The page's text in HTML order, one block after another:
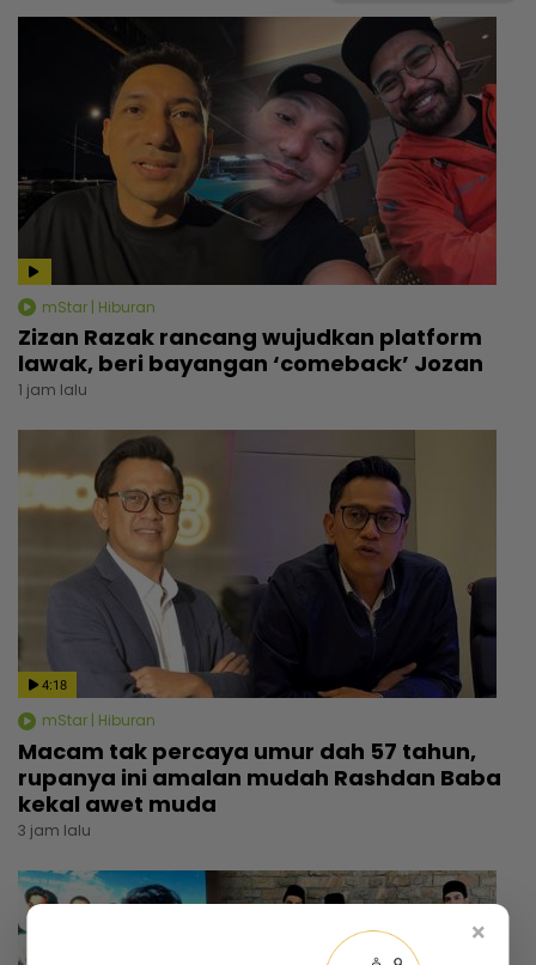
mStar | Hiburan
Zizan Razak rancang wujudkan platform
lawak, beri bayangan ‘comeback’ Jozan
1 jam lalu
4:18
mStar | Hiburan
Macam tak percaya umur dah 57 tahun,
rupanya ini amalan mudah Rashdan Baba
kekal awet muda
3 jam lalu
×